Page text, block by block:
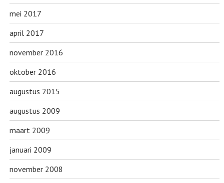
mei 2017
april 2017
november 2016
oktober 2016
augustus 2015
augustus 2009
maart 2009
januari 2009
november 2008